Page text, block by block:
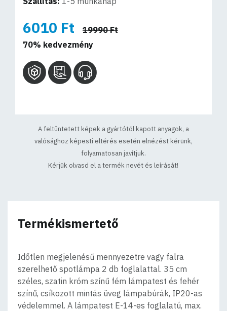
6010 Ft
19990 Ft
70% kedvezmény
A feltűntetett képek a gyártótól kapott anyagok, a
valósághoz képesti eltérés esetén elnézést kérünk,
folyamatosan javítjuk.
Kérjük olvasd el a termék nevét és leírását!
Termékismertető
Időtlen megjelenésű mennyezetre vagy falra
szerelhető spotlámpa 2 db foglalattal. 35 cm
széles, szatin króm színű fém lámpatest és fehér
színű, csíkozott mintás üveg lámpabúrák, IP20-as
védelemmel. A lámpatest E-14-es foglalatú, max.